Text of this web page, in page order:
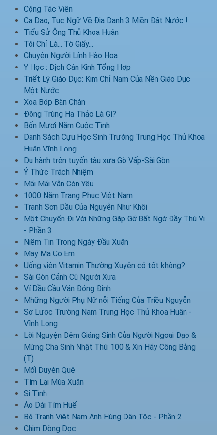
Cộng Tác Viên
Ca Dao, Tục Ngữ Về Địa Danh 3 Miền Đất Nước !
Tiểu Sử Ông Thủ Khoa Huân
Tôi Chỉ Là... Tờ Giấy...
Chuyện Người Lính Hào Hoa
Y Học : Dịch Cân Kinh Tổng Hợp
Triết Lý Giáo Dục: Kim Chỉ Nam Của Nền Giáo Dục
Một Nước
Xoa Bóp Bàn Chân
Đông Trùng Hạ Thảo Là Gì?
Bốn Mươi Năm Cuộc Tình
Danh Sách Cựu Học Sinh Trường Trung Học Thủ Khoa
Huân Vĩnh Long
Du hành trên tuyến tàu xưa Gò Vấp-Sài Gòn
Ý Thức Trách Nhiệm
Mãi Mãi Vẫn Còn Yêu
1000 Năm Trang Phục Việt Nam
Tranh Sơn Dầu Của Nguyễn Như Khôi
Một Chuyến Đi Với Những Gặp Gỡ Bất Ngờ Đầy Thú Vị
- Phần 3
Niềm Tin Trong Ngày Đầu Xuân
May Mà Có Em
Uống viên Vitamin Thường Xuyên có tốt không?
Sài Gòn Cảnh Cũ Người Xưa
Ví Dầu Cầu Ván Đóng Đinh
Mhững Người Phụ Nữ nỗi Tiếng Của Triều Nguyễn
Sơ Lược Trường Nam Trung Học Thủ Khoa Huân -
Vĩnh Long
Lời Nguyện Đêm Giáng Sinh Của Người Ngoại Đạo &
Mừng Cha Sinh Nhật Thứ 100 & Xin Hãy Công Bằng
(T)
Mối Duyên Quê
Tìm Lại Mùa Xuân
Si Tình
Áo Dài Tím Huế
Bộ Tranh Việt Nam Anh Hùng Dân Tộc - Phần 2
Chim Dòng Dọc